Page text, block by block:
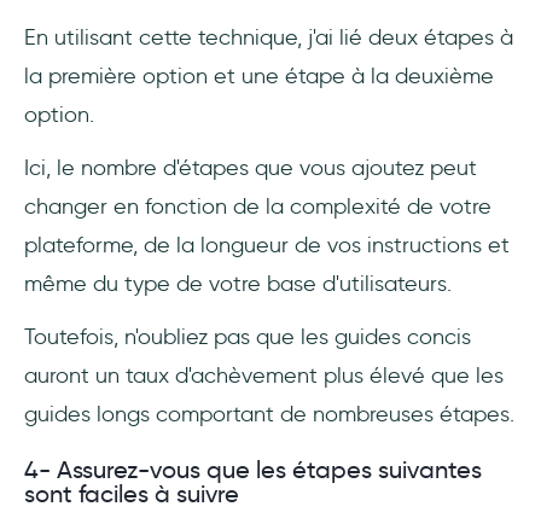
En utilisant cette technique, j'ai lié deux étapes à
la première option et une étape à la deuxième
option.
Ici, le nombre d'étapes que vous ajoutez peut
changer en fonction de la complexité de votre
plateforme, de la longueur de vos instructions et
même du type de votre base d'utilisateurs.
Toutefois, n'oubliez pas que les guides concis
auront un taux d'achèvement plus élevé que les
guides longs comportant de nombreuses étapes.
4- Assurez-vous que les étapes suivantes
sont faciles à suivre